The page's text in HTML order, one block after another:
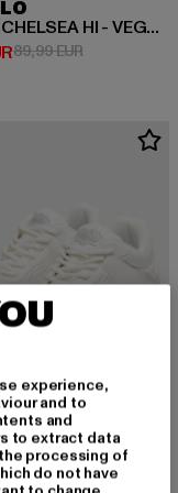
ZANOS CHELSEA HI - VEGAN NAPPA
Preis: 47,69 EUR
89,99 EURAktionspreis:
experience,
and to
and
to extract data
processing of
do not have